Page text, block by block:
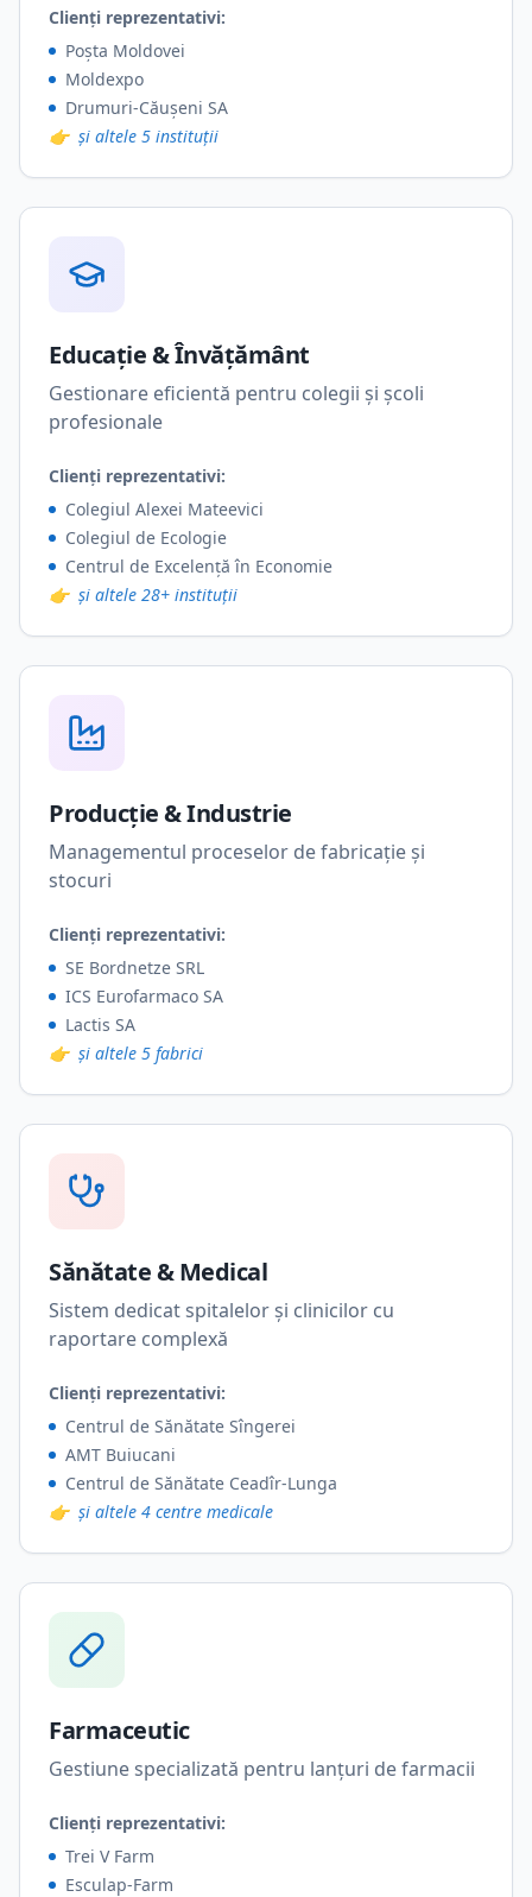
Clienți reprezentativi:
Poșta Moldovei
Moldexpo
Drumuri-Căușeni SA
👉 și altele 5 instituții
Educație & Învățământ
Gestionare eficientă pentru colegii și școli
profesionale
Clienți reprezentativi:
Colegiul Alexei Mateevici
Colegiul de Ecologie
Centrul de Excelență în Economie
👉 și altele 28+ instituții
Producție & Industrie
Managementul proceselor de fabricație și
stocuri
Clienți reprezentativi:
SE Bordnetze SRL
ICS Eurofarmaco SA
Lactis SA
👉 și altele 5 fabrici
Sănătate & Medical
Sistem dedicat spitalelor și clinicilor cu
raportare complexă
Clienți reprezentativi:
Centrul de Sănătate Sîngerei
AMT Buiucani
Centrul de Sănătate Ceadîr-Lunga
👉 și altele 4 centre medicale
Farmaceutic
Gestiune specializată pentru lanțuri de farmacii
Clienți reprezentativi:
Trei V Farm
Esculap-Farm